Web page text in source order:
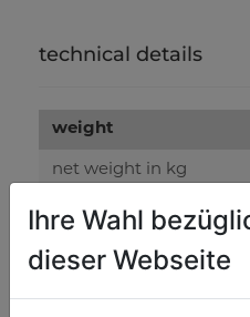
technical details
weight
net weight in kg
gross weight in kg
packaging
Ihre Wahl
dieser Webseite